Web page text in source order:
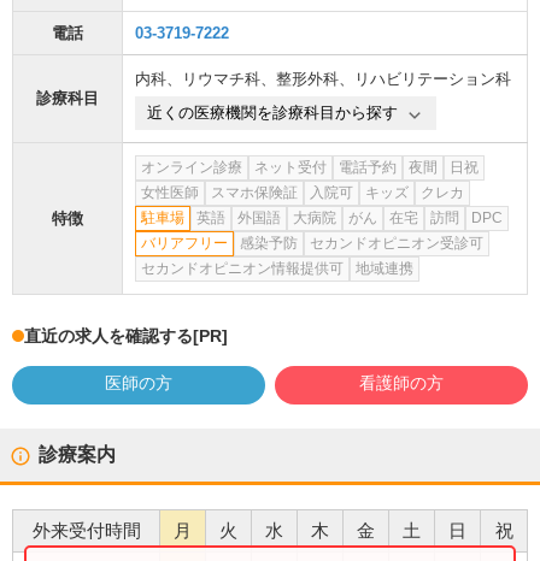
電話 03-3719-7222
診療科目
内科、 リウマチ科、 整形外科、
リハビリテーション科
近くの医療機関を診療科目から探す
特徴
オンライン診療 ネット受付 電話予約 夜間
日祝
女性医師
スマホ保険証 入院可 キッズ
クレカ
駐車場
英語 外国語 大病院 がん 在宅 訪問
DPC
バリアフリー
感染予防
セカンドオピニオン受診可
セカンドオピニオン情報提供可
地域連携
直近の求人を確認する[PR]
医師の方 看護師の方
診療案内
外来受付時間 月 火 水 木 金 土 日 祝